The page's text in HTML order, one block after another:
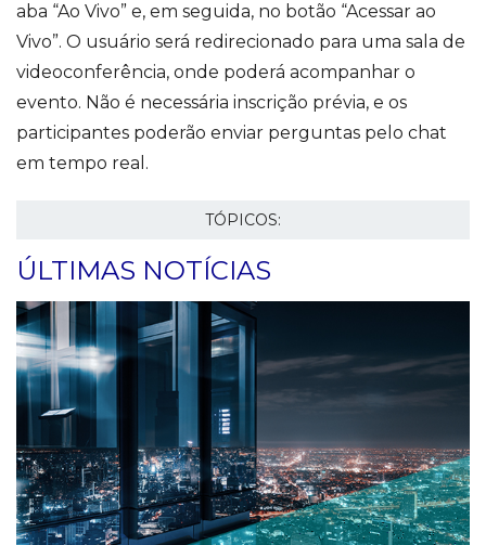
aba “Ao Vivo” e, em seguida, no botão “Acessar ao
Vivo”. O usuário será redirecionado para uma sala de
videoconferência, onde poderá acompanhar o
evento. Não é necessária inscrição prévia, e os
participantes poderão enviar perguntas pelo chat
em tempo real.
TÓPICOS:
ÚLTIMAS NOTÍCIAS